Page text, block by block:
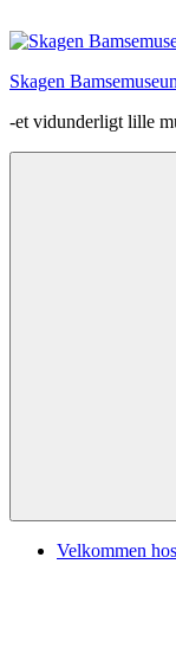
til
Skagen
-et vidunderligt lille
Velkommen